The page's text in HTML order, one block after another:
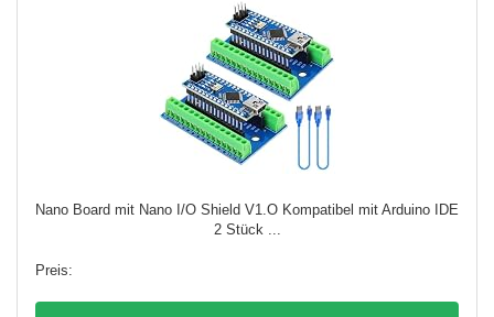
Nano Board mit Nano I/O Shield V1.O Kompatibel mit Arduino IDE
2 Stück ...